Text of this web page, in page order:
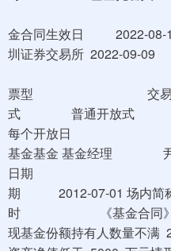
上市交易
金合同生效
圳证券交易所 2022-09-09
期 基
票型 交易币
式 普通开
每个开放
基金基金 基金
日期 证
期 2012-07-01 场内
时 《基金合同》生效
现基金份额持有人数